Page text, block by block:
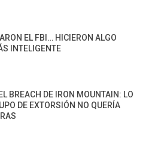
EL FBI… HICIERON ALGO
INTELIGENTE
BREACH DE IRON MOUNTAIN: LO
DE EXTORSIÓN NO QUERÍA